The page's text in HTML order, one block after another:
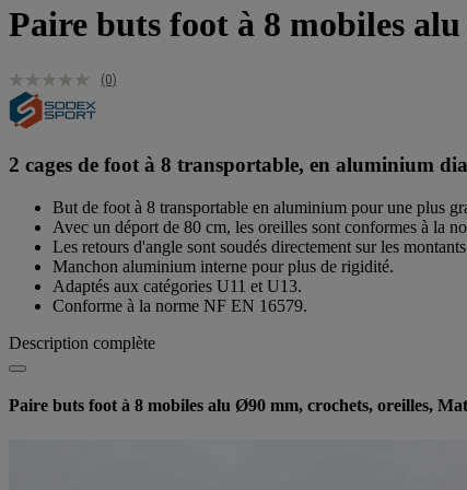
Paire buts foot à 8 mobiles
(0)
2 cages de foot à 8 transportable, en aluminium
But de foot à 8 transportable en aluminium pour une plus
Avec un déport de 80 cm, les oreilles sont conformes à la
Les retours d'angle sont soudés directement sur les
Manchon aluminium interne pour plus de rigidité.
Adaptés aux catégories U11 et U13.
Conforme à la norme NF EN 16579.
Description complète
Paire buts foot à 8 mobiles alu Ø90 mm, crochets, oreilles,